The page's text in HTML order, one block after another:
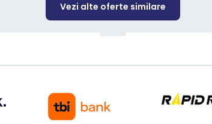
Vezi alte oferte similare